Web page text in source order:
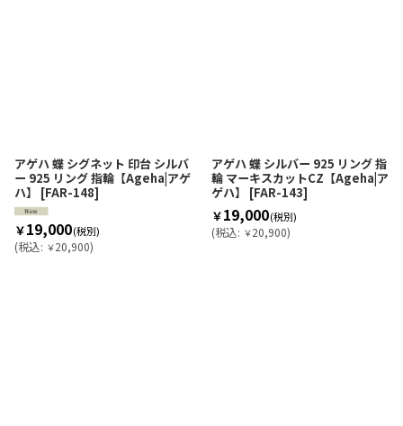
アゲハ 蝶 シグネット 印台 シルバ
ー 925 リング 指輪【Ageha|アゲ
ハ】
[FAR-148]
￥19,000(税別)
(税込: ￥20,900)
アゲハ 蝶 シルバー 925 リング 指
輪 マーキスカットCZ【Ageha|ア
ゲハ】
[FAR-143]
￥19,000(税別)
(税込: ￥20,900)